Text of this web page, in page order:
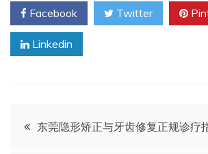
Facebook Twitter
Linkedin
文 东莞隐形矫正与牙齿修复正规诊疗